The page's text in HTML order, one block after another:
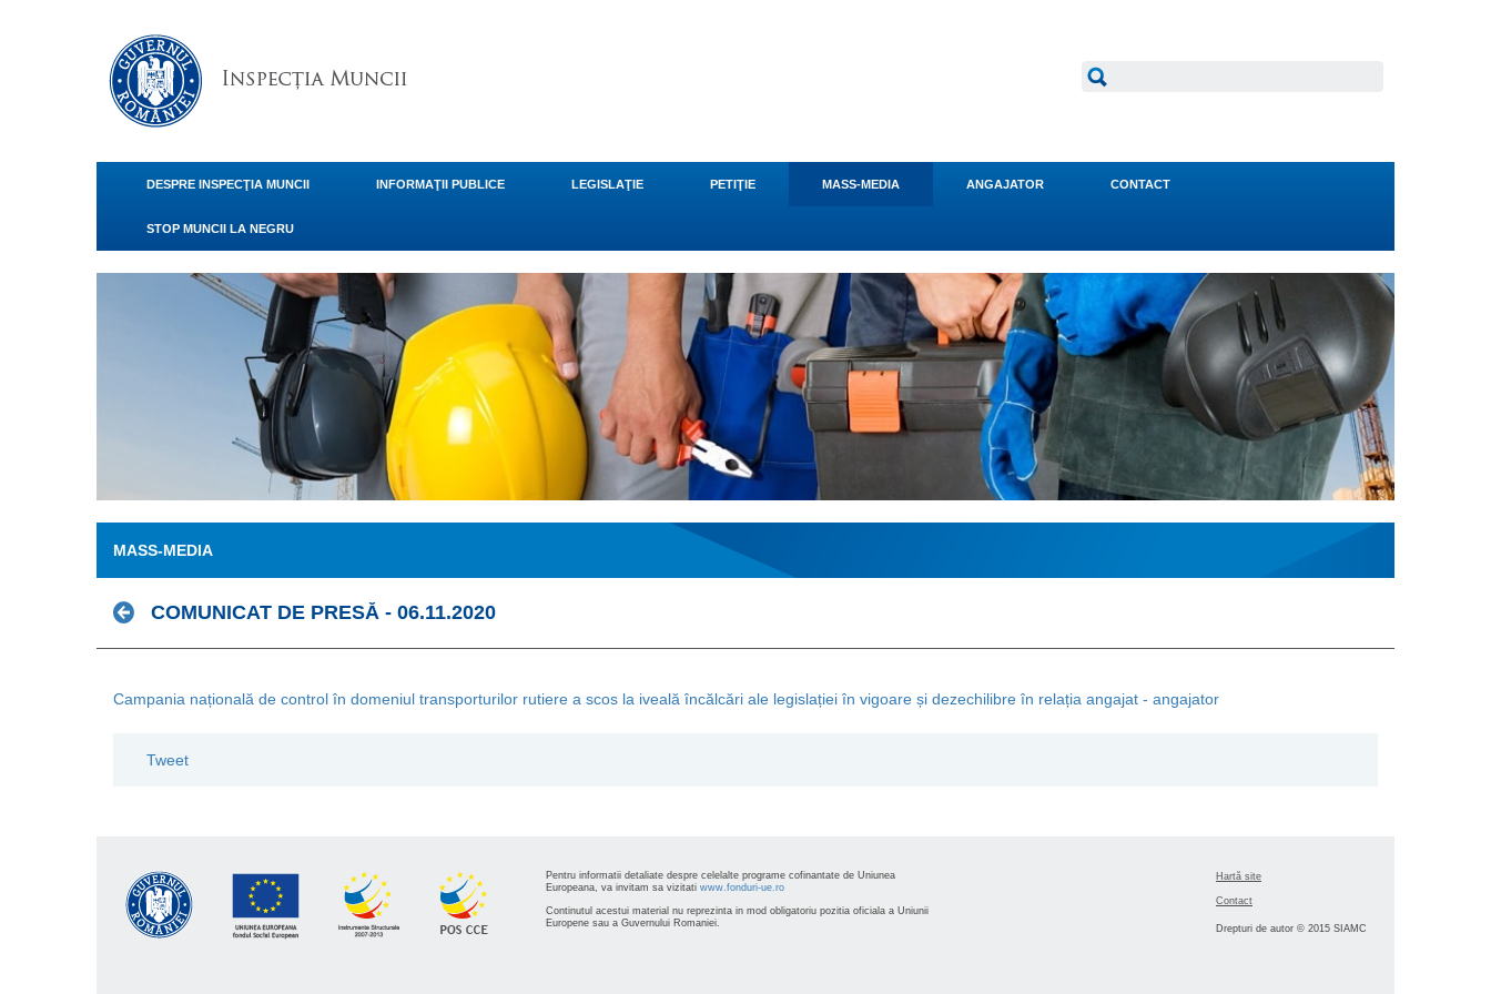
DESPRE INSPECŢIA MUNCII INFORMAŢII PUBLICE LEGISLAŢIE PETIŢIE MASS-MEDIA ANGAJATOR CONTACT
STOP MUNCII LA NEGRU
MASS-MEDIA
COMUNICAT DE PRESĂ - 06.11.2020
Campania națională de control în domeniul transporturilor rutiere a scos la iveală încălcări ale legislației în vigoare și dezechilibre în relația angajat - angajator
Tweet
Pentru informatii detaliate despre celelalte programe cofinantate de Uniunea
Europeana, va invitam sa vizitati www.fonduri-ue.ro
Continutul acestui material nu reprezinta in mod obligatoriu pozitia oficiala a Uniunii
Europene sau a Guvernului Romaniei.
Hartă site
Contact
Drepturi de autor © 2015 SIAMC